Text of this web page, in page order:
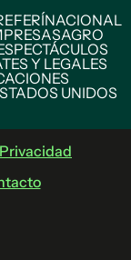
NACIONAL
AGRO
Y LEGALES
UNIDOS